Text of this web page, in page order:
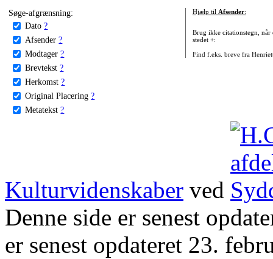
Søge-afgrænsning:
Dato ?
Afsender ?
Modtager ?
Brevtekst ?
Herkomst ?
Original Placering ?
Metatekst ?
Hjælp til Afsender:
Brug ikke citationstegn, når
stedet +:
Find f.eks. breve fra
Kulturvidenskaber ved
Denne side er senest
er senest opdateret 23.